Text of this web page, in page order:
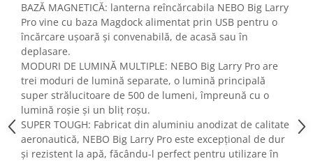
Ceasuri dama
Cutii, curele si accesorii ceasuri
Genti si accesorii barbati
Genti si accesorii femei
Imbracaminte barbati
Imbracaminte femei
Imbracaminte si Incaltaminte copii
Incaltaminte barbati
Incaltaminte femei
BAZĂ MAGNETICĂ: lanterna reîncărcabila NEBO Big Larry
Pro vine cu baza Magdock alimentat prin USB pentru o
încărcare ușoară și convenabilă, de acasă sau în
deplasare.
MODURI DE LUMINĂ MULTIPLE: NEBO Big Larry Pro are
trei moduri de lumină separate, o lumină principală
super strălucitoare de 500 de lumeni, împreună cu o
lumină roșie și un bliț roșu.
SUPER TOUGH: Fabricat din aluminiu anodizat de calitate
aeronautică, NEBO Big Larry Pro este excepțional de dur
și rezistent la apă, făcându-l perfect pentru utilizare în